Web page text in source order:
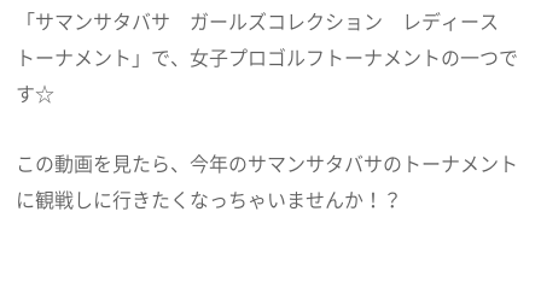
「サマンサタバサ ガールズコレクション レディース
トーナメント」で、女子プロゴルフトーナメントの一つで
す☆
この動画を見たら、今年のサマンサタバサのトーナメント
に観戦しに行きたくなっちゃいませんか！？